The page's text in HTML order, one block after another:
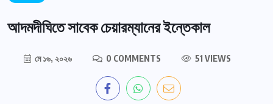
আদমদীঘিতে সাবেক চেয়ারম্যানের ইন্তেকাল
মে ১৬, ২০২৬ 0 COMMENTS 51 VIEWS